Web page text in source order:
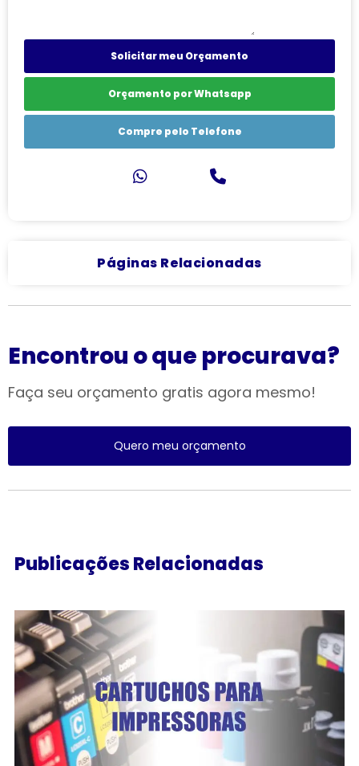
Solicitar meu Orçamento
Orçamento por Whatsapp
Compre pelo Telefone
Páginas Relacionadas
Encontrou o que procurava?
Faça seu orçamento gratis agora mesmo!
Quero meu orçamento
Publicações Relacionadas